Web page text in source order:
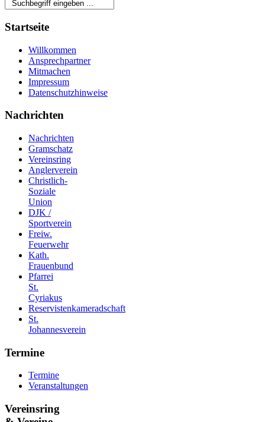
Startseite
Willkommen
Ansprechpartner
Mitmachen
Impressum
Datenschutzhinweise
Nachrichten
Nachrichten
Gramschatz
Vereinsring
Anglerverein
Christlich-
Soziale
Union
DJK /
Sportverein
Freiw.
Feuerwehr
Kath.
Frauenbund
Pfarrei
St.
Cyriakus
Reservistenkameradschaft
St.
Johannesverein
Termine
Termine
Veranstaltungen
Vereinsring